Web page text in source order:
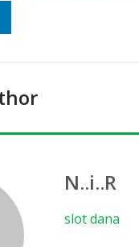
N..i..R
slot dana